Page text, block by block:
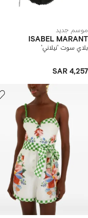
موسم جديد
ISABEL MARANT
بلاي سوت 'نيلاني'
SAR 4,257